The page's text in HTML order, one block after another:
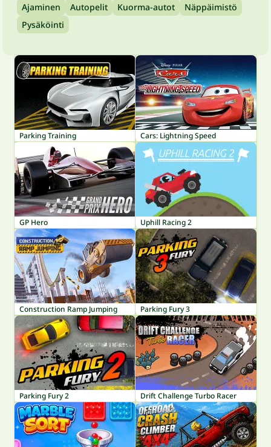
Ajaminen Autopelit Kuorma-autot
Näppäimistö
Pysäköinti
Parking Training Cars: Lightning Speed
GP Hero Uphill Racing 2
Construction Ramp Jumping Parking Fury 3
Parking Fury 2 Drift Challenge Turbo Racer